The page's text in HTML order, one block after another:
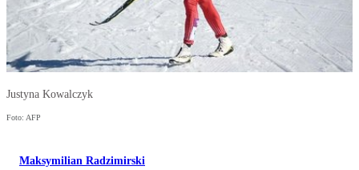
Justyna Kowalczyk
Foto: AFP
Maksymilian Radzimirski